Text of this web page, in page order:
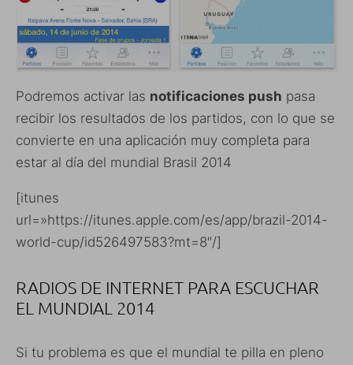
Podremos activar las notificaciones push pasa
recibir los resultados de los partidos, con lo que se
convierte en una aplicación muy completa para
estar al día del mundial Brasil 2014
[itunes
url=»https://itunes.apple.com/es/app/brazil-2014-
world-cup/id526497583?mt=8″/]
RADIOS DE INTERNET PARA ESCUCHAR
EL MUNDIAL 2014
Si tu problema es que el mundial te pilla en pleno